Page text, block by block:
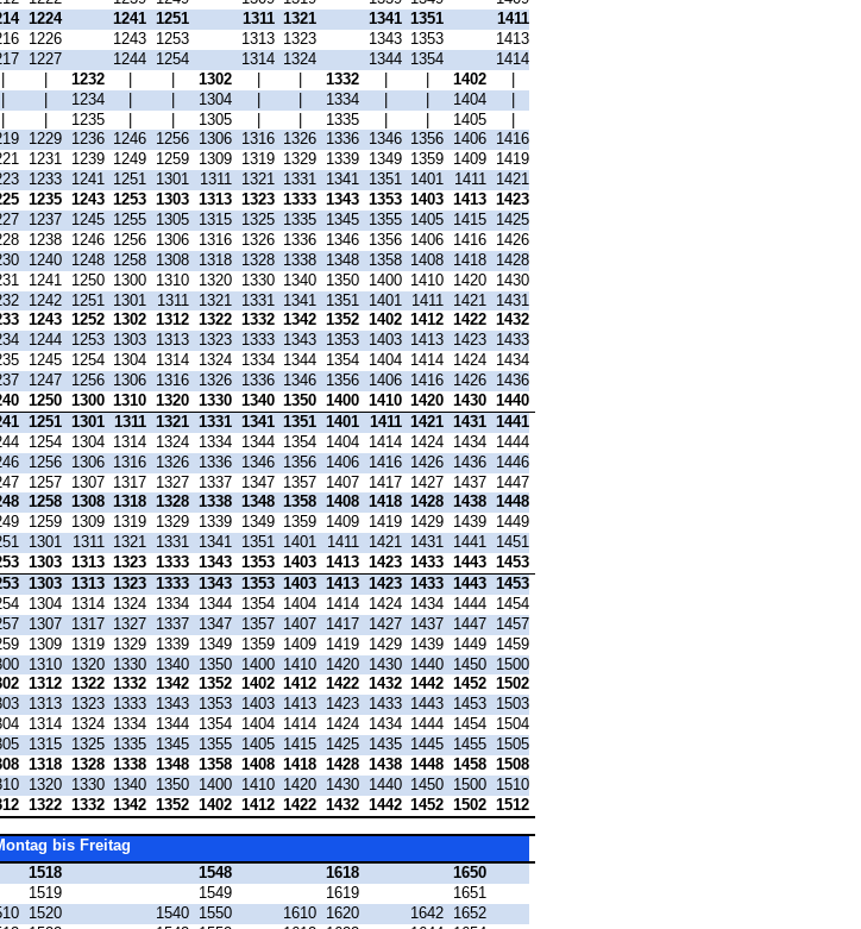
1224 1241 1251 1311 1321 1341 1351
1411
1226 1243 1253 1313 1323 1343 1353
1413
1227 1244 1254 1314 1324 1344 1354
1414
| | 1232 | | 1302 | | 1332 | | 1402
|
| | 1234 | | 1304 | | 1334 | | 1404
|
| | 1235 | | 1305 | | 1335 | | 1405
|
1229 1236 1246 1256 1306 1316 1326 1336 1346 1356 1406
1416
1231 1239 1249 1259 1309 1319 1329 1339 1349 1359 1409
1419
1233 1241 1251 1301 1311 1321 1331 1341 1351 1401 1411
1421
1235 1243 1253 1303 1313 1323 1333 1343 1353 1403 1413 1423
1237 1245 1255 1305 1315 1325 1335 1345 1355 1405 1415
1425
1238 1246 1256 1306 1316 1326 1336 1346 1356 1406 1416
1426
1240 1248 1258 1308 1318 1328 1338 1348 1358 1408 1418
1428
1241 1250 1300 1310 1320 1330 1340 1350 1400 1410 1420
1430
1242 1251 1301 1311 1321 1331 1341 1351 1401 1411 1421
1431
1243 1252 1302 1312 1322 1332 1342 1352 1402 1412 1422 1432
1244 1253 1303 1313 1323 1333 1343 1353 1403 1413 1423
1433
1245 1254 1304 1314 1324 1334 1344 1354 1404 1414 1424
1434
1247 1256 1306 1316 1326 1336 1346 1356 1406 1416 1426
1436
1250 1300 1310 1320 1330 1340 1350 1400 1410 1420 1430 1440
1251 1301 1311 1321 1331 1341 1351 1401 1411 1421 1431 1441
1254 1304 1314 1324 1334 1344 1354 1404 1414 1424 1434
1444
1256 1306 1316 1326 1336 1346 1356 1406 1416 1426 1436
1446
1257 1307 1317 1327 1337 1347 1357 1407 1417 1427 1437
1447
1258 1308 1318 1328 1338 1348 1358 1408 1418 1428 1438 1448
1259 1309 1319 1329 1339 1349 1359 1409 1419 1429 1439
1449
1301 1311 1321 1331 1341 1351 1401 1411 1421 1431 1441
1451
1303 1313 1323 1333 1343 1353 1403 1413 1423 1433 1443 1453
1303 1313 1323 1333 1343 1353 1403 1413 1423 1433 1443 1453
1304 1314 1324 1334 1344 1354 1404 1414 1424 1434 1444
1454
1307 1317 1327 1337 1347 1357 1407 1417 1427 1437 1447
1457
1309 1319 1329 1339 1349 1359 1409 1419 1429 1439 1449
1459
1310 1320 1330 1340 1350 1400 1410 1420 1430 1440 1450
1500
1312 1322 1332 1342 1352 1402 1412 1422 1432 1442 1452 1502
1313 1323 1333 1343 1353 1403 1413 1423 1433 1443 1453
1503
1314 1324 1334 1344 1354 1404 1414 1424 1434 1444 1454
1504
1315 1325 1335 1345 1355 1405 1415 1425 1435 1445 1455
1505
1318 1328 1338 1348 1358 1408 1418 1428 1438 1448 1458 1508
1320 1330 1340 1350 1400 1410 1420 1430 1440 1450 1500
1510
1322 1332 1342 1352 1402 1412 1422 1432 1442 1452 1502 1512
bis Freitag
1518 1548 1618
1650
1519 1549 1619
1651
1520 1540 1550 1610 1620 1642 1652